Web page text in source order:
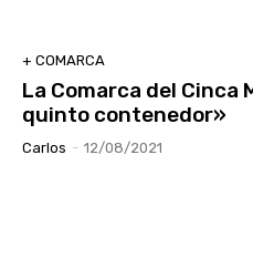
+ COMARCA
La Comarca del Cinca
quinto contenedor»
Carlos - 12/08/2021